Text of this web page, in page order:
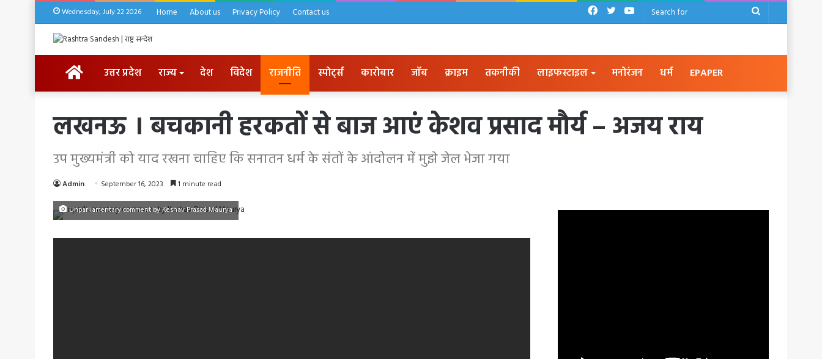
Wednesday, July 22 2026 Home About us Privacy Policy Contact us
Search
YouTube
Twitter
Facebook
HOMEउत्तर प्रदेश राज्य देश विदेश राजनीति स्पोर्ट्स कारोबार जॉब क्राइम तकनीकी लाइफस्टाइल मनोरंजन धर्म EPAPER
लखनऊ । बचकानी हरकतों से बाज आएं केशव प्रसाद मौर्य – अजय राय
उप मुख्यमंत्री को याद रखना चाहिए कि सनातन धर्म के संतों के आंदोलन में मुझे जेल भेजा गया
Admin September 16, 2023 1 minute read
Unparliamentary comment by Keshav Prasad Maurya